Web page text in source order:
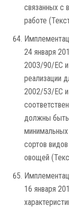
связанных с
работе
24 января
2003/90/EC
реализации
2002/53/EC
должны быть
сортов
овощей
16 января